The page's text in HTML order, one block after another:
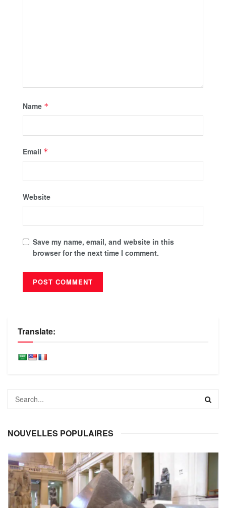
Name *
Email *
Website
Save my name, email, and website in this
browser for the next time I comment.
Translate:
NOUVELLES POPULAIRES